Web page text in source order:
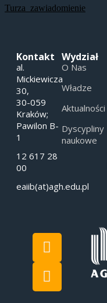
Turza_zawiadomienie
Kontakt
al.
Mickiewicza
30,
30-059
Kraków;
Pawilon B-
1
12 617 28
00
eaiib(at)agh.edu.pl
Wydział
O Nas
Władze
Aktualności
Dyscypliny
naukowe